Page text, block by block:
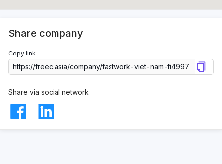
Share company
Copy link
Share via social network